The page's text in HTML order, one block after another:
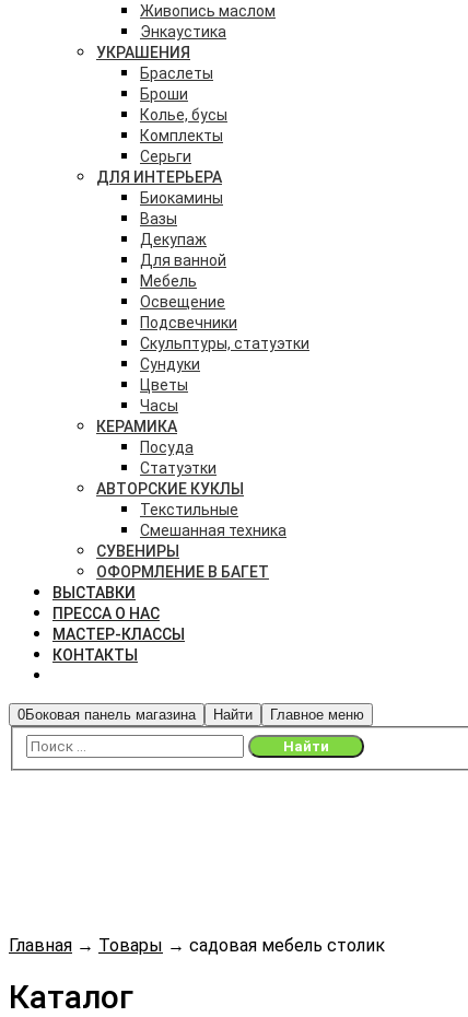
Живопись маслом
Энкаустика
УКРАШЕНИЯ
Браслеты
Броши
Колье, бусы
Комплекты
Серьги
ДЛЯ ИНТЕРЬЕРА
Биокамины
Вазы
Декупаж
Для ванной
Мебель
Освещение
Подсвечники
Скульптуры, статуэтки
Сундуки
Цветы
Часы
КЕРАМИКА
Посуда
Статуэтки
АВТОРСКИЕ КУКЛЫ
Текстильные
Смешанная техника
СУВЕНИРЫ
ОФОРМЛЕНИЕ В БАГЕТ
ВЫСТАВКИ
ПРЕССА О НАС
МАСТЕР-КЛАССЫ
КОНТАКТЫ
0Боковая панель магазина Найти Главное меню
Главная → Товары → садовая мебель столик
Каталог